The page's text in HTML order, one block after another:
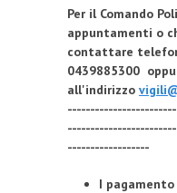
Per il Comando
appuntamenti o
contattare
0439885300
all'indirizzo
------------------
I